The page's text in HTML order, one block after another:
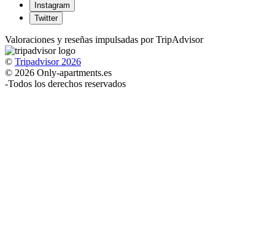
Instagram
Twitter
Valoraciones y reseñas impulsadas por TripAdvisor
© Tripadvisor 2026
© 2026 Only-apartments.es
-Todos los derechos reservados